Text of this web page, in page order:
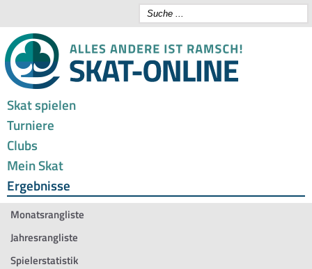
Skat spielen
Turniere
Clubs
Mein Skat
Ergebnisse
Monatsrangliste
Jahresrangliste
Spielerstatistik